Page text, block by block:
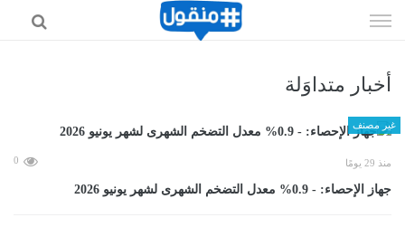
الى
أخبار متداوَلة
غير مصنف
منذ 29 يومًا 0
جهاز الإحصاء: - 0.9% معدل التضخم الشهرى لشهر يونيو 2026